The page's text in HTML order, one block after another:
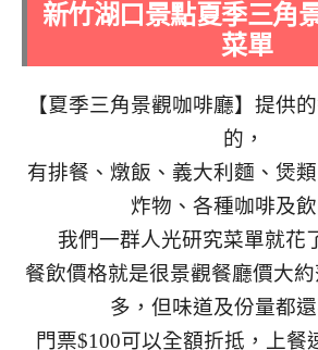
新竹湖口景點夏季三角
菜單
【夏季三角景觀咖啡廳】提供
的，
有排餐、燉飯、義大利麵、煲
炸物、各種咖啡及
我們一群人光研究菜單就花
餐飲價格就是很景觀餐廳價大
多，但味道及份量都還
門票$100可以全額折抵，上餐